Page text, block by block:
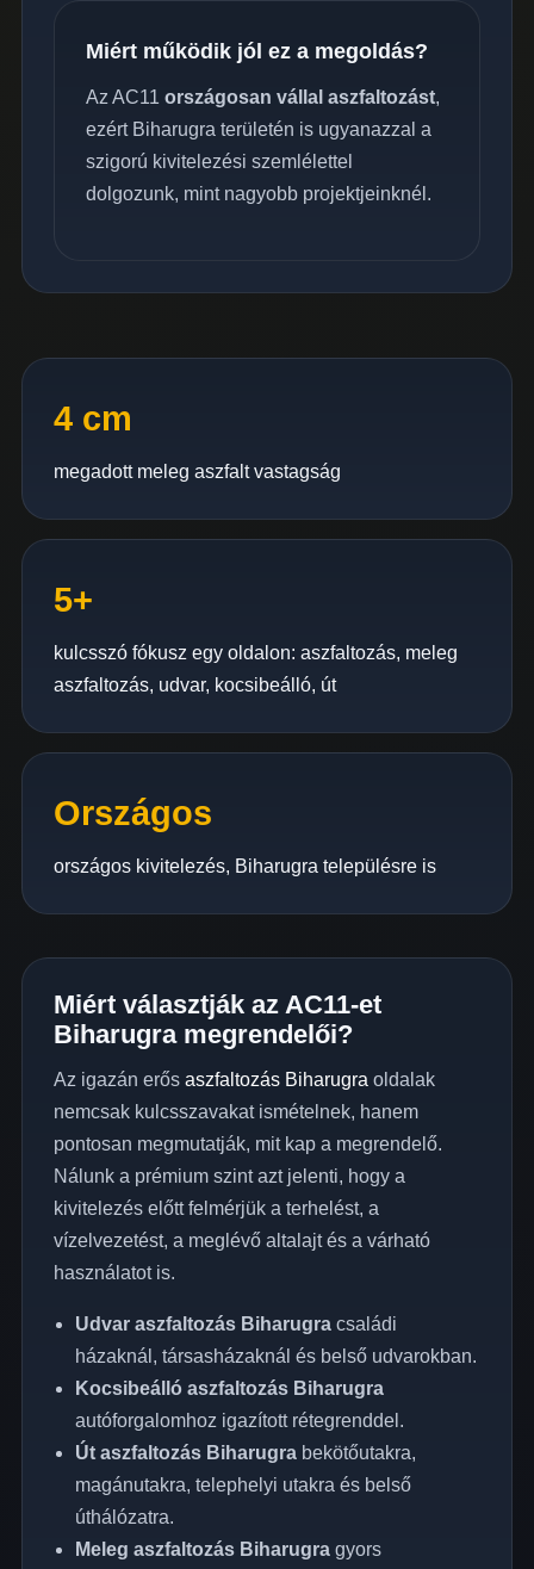
Miért működik jól ez a megoldás?
Az AC11 országosan vállal aszfaltozást,
ezért Biharugra területén is ugyanazzal a
szigorú kivitelezési szemlélettel
dolgozunk, mint nagyobb projektjeinknél.
4 cm
megadott meleg aszfalt vastagság
5+
kulcsszó fókusz egy oldalon: aszfaltozás, meleg
aszfaltozás, udvar, kocsibeálló, út
Országos
országos kivitelezés, Biharugra településre is
Miért választják az AC11-et
Biharugra megrendelői?
Az igazán erős aszfaltozás Biharugra oldalak
nemcsak kulcsszavakat ismételnek, hanem
pontosan megmutatják, mit kap a megrendelő.
Nálunk a prémium szint azt jelenti, hogy a
kivitelezés előtt felmérjük a terhelést, a
vízelvezetést, a meglévő altalajt és a várható
használatot is.
Udvar aszfaltozás Biharugracsaládi
házaknál, társasházaknál és belső udvarokban.
Kocsibeálló aszfaltozás Biharugra
autóforgalomhoz igazított rétegrenddel.
Út aszfaltozás Biharugrabekötőutakra,
magánutakra, telephelyi utakra és belső
úthálózatra.
Meleg aszfaltozás Biharugragyors